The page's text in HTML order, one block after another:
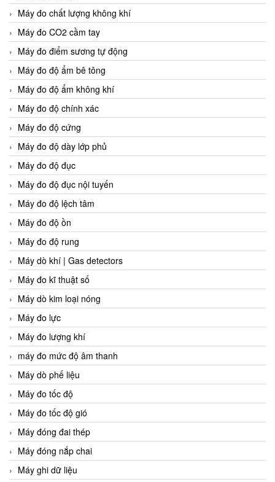
Máy đo chất lượng không khí
Máy đo CO2 cầm tay
Máy đo điểm sương tự động
Máy đo độ ẩm bê tông
Máy đo độ ẩm không khí
Máy đo độ chính xác
Máy đo độ cứng
Máy đo độ dày lớp phủ
Máy đo độ đục
Máy đo độ đục nội tuyến
Máy đo độ lệch tâm
Máy đo độ ồn
Máy đo độ rung
Máy dò khí | Gas detectors
Máy đo kĩ thuật số
Máy dò kim loại nóng
Máy đo lực
Máy đo lượng khí
máy đo mức độ âm thanh
Máy dò phế liệu
Máy đo tốc độ
Máy đo tốc độ gió
Máy đóng đai thép
Máy đóng nắp chai
Máy ghi dữ liệu